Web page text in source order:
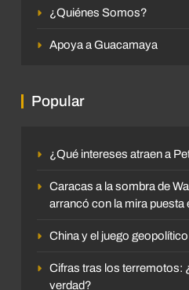
¿Quiénes Somos?
Apoya a Guacamaya
Popular
¿Qué intereses atraen a
Caracas a la sombra de
arrancó con la mira puesta
China y el juego
Cifras tras los terremotos:
verdad?